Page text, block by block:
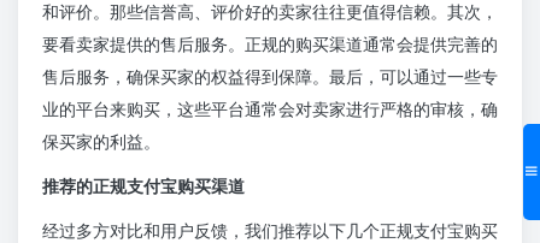
和评价。那些信誉高、评价好的卖家往往更值得信赖。其次，
要看卖家提供的售后服务。正规的购买渠道通常会提供完善的
售后服务，确保买家的权益得到保障。最后，可以通过一些专
业的平台来购买，这些平台通常会对卖家进行严格的审核，确
保买家的利益。
推荐的正规支付宝购买渠道
经过多方对比和用户反馈，我们推荐以下几个正规支付宝购买